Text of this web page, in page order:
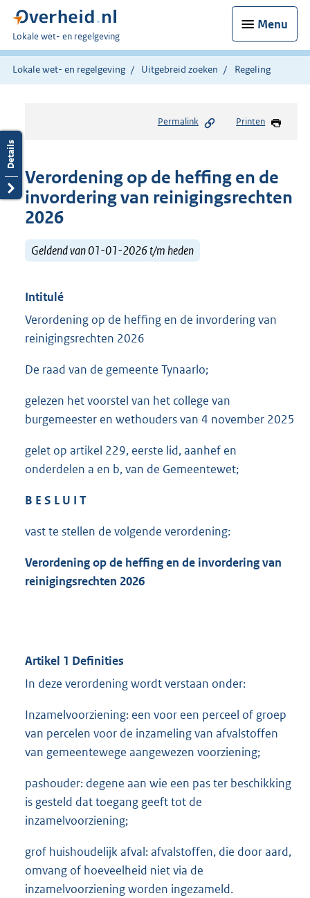
Menu
U
bent
hier:
Lokale wet- en regelgeving
Lokale wet- en regelgeving Uitgebreid zoeken Regeling
Permalink Printen
Verordening op de heffing en de
invordering van reinigingsrechten
2026
Geldend van 01-01-2026 t/m heden
Intitulé
Verordening op de heffing en de invordering van
reinigingsrechten 2026
De raad van de gemeente Tynaarlo;
gelezen het voorstel van het college van
burgemeester en wethouders van 4 november 2025
gelet op artikel 229, eerste lid, aanhef en
onderdelen a en b, van de Gemeentewet;
B E S L U I T
vast te stellen de volgende verordening:
Verordening op de heffing en de invordering van
reinigingsrechten 2026
Artikel 1 Definities
In deze verordening wordt verstaan onder:
Inzamelvoorziening: een voor een perceel of groep
van percelen voor de inzameling van afvalstoffen
van gemeentewege aangewezen voorziening;
pashouder: degene aan wie een pas ter beschikking
is gesteld dat toegang geeft tot de
inzamelvoorziening;
grof huishoudelijk afval: afvalstoffen, die door aard,
omvang of hoeveelheid niet via de
inzamelvoorziening worden ingezameld.